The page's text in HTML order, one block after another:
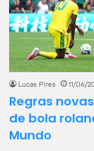
Lucas Pires 11/06/
Regras
de bola
Mundo